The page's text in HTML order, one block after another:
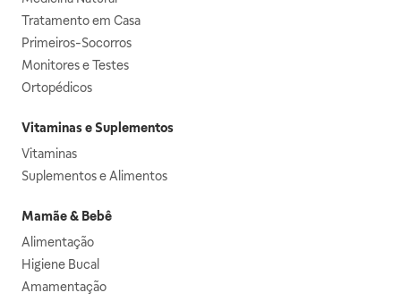
Tratamento em Casa
Primeiros-Socorros
Monitores e Testes
Ortopédicos
Vitaminas e Suplementos
Vitaminas
Suplementos e Alimentos
Mamãe & Bebê
Alimentação
Higiene Bucal
Amamentação